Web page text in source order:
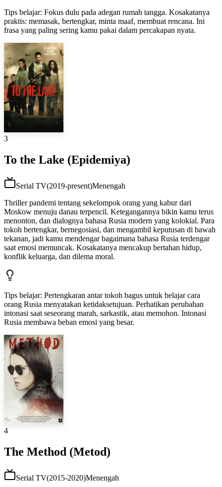
Tips belajar: Fokus dulu pada adegan rumah tangga. Kosakatanya
praktis: memasak, bertengkar, minta maaf, membuat rencana. Ini
frasa yang paling sering kamu pakai dalam percakapan nyata.
3
To the Lake (Epidemiya)
Serial TV(2019-present)Menengah
Thriller pandemi tentang sekelompok orang yang kabur dari
Moskow menuju danau terpencil. Ketegangannya bikin kamu terus
menonton, dan dialognya bahasa Rusia modern yang kolokial. Para
tokoh bertengkar, bernegosiasi, dan mengambil keputusan di bawah
tekanan, jadi kamu mendengar bagaimana bahasa Rusia terdengar
saat emosi memuncak. Kosakatanya mencakup bertahan hidup,
konflik keluarga, dan dilema moral.
Tips belajar: Pertengkaran antar tokoh bagus untuk belajar cara
orang Rusia menyatakan ketidaksetujuan. Perhatikan perubahan
intonasi saat seseorang marah, sarkastik, atau memohon. Intonasi
Rusia membawa beban emosi yang besar.
4
The Method (Metod)
Serial TV(2015-2020)Menengah